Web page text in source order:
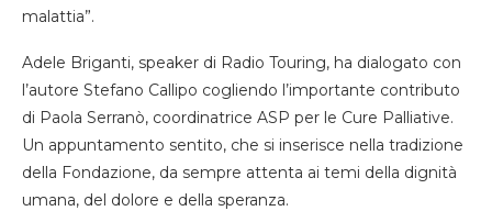
malattia”.
Adele Briganti, speaker di Radio Touring, ha dialogato con
l’autore Stefano Callipo cogliendo l’importante contributo
di Paola Serranò, coordinatrice ASP per le Cure Palliative.
Un appuntamento sentito, che si inserisce nella tradizione
della Fondazione, da sempre attenta ai temi della dignità
umana, del dolore e della speranza.